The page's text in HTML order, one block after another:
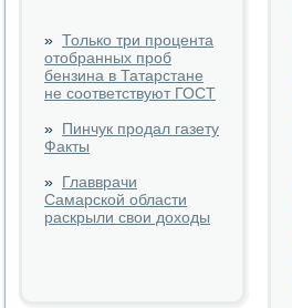
» Только три процента
отобранных проб
бензина в Татарстане
не соответствуют ГОСТ
» Пинчук продал газету
Факты
» Главврачи
Самарской области
раскрыли свои доходы